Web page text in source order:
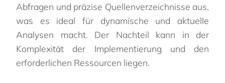
Abfragen und präzise Quellenverzeichnisse aus,
was es ideal für dynamische und aktuelle
Analysen macht. Der Nachteil kann in der
Komplexität der Implementierung und den
erforderlichen Ressourcen liegen.